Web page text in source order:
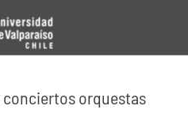
conciertos orquestas